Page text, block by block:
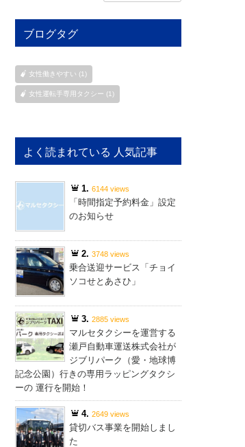
ブログタグ
女性働きやすい (1)
女性運転手専用タクシー (1)
よく読まれている 人気記事
1.6144 views
「時間指定予約料金」設定
のお知らせ
2.3748 views
乗合送迎サービス「チョイ
ソコせとあさひ」
3.2885 views
マルセタクシーを運営する
瀬戸自動車運送株式会社が
ジブリパーク（愛・地球博
記念公園）行きの専用ラッピングタクシ
ーの 運行を開始！
4.2649 views
貸切バス事業を開始しまし
た